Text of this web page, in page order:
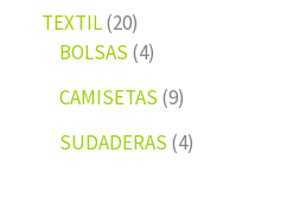
TEXTIL 20
BOLSAS 4
CAMISETAS 9
SUDADERAS 4